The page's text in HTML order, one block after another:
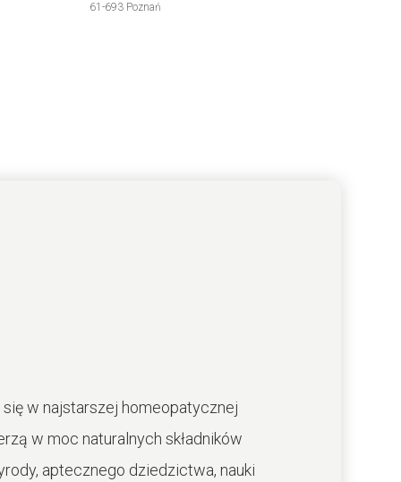
61-693 Poznań
w najstarszej homeopatycznej
w moc naturalnych składników
aptecznego dziedzictwa, nauki